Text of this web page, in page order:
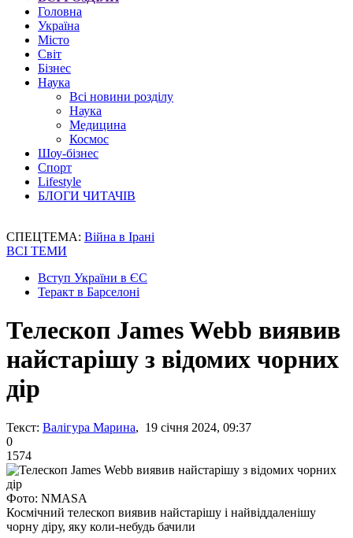
Головна
Україна
Місто
Світ
Бізнес
Наука
Всі новини розділу
Наука
Медицина
Космос
Шоу-бізнес
Спорт
Lifestyle
БЛОГИ ЧИТАЧІВ
СПЕЦТЕМА: Війна в Ірані
ВСІ ТЕМИ
Вступ України в ЄС
Теракт в Барселоні
Телескоп James Webb виявив
найстарішу з відомих чорних
дір
Текст: Валігура Марина, 19 січня 2024, 09:37
0
1574
Фото: NMASA
Космічний телескоп виявив найстарішу і найвіддаленішу
чорну діру, яку коли-небудь бачили